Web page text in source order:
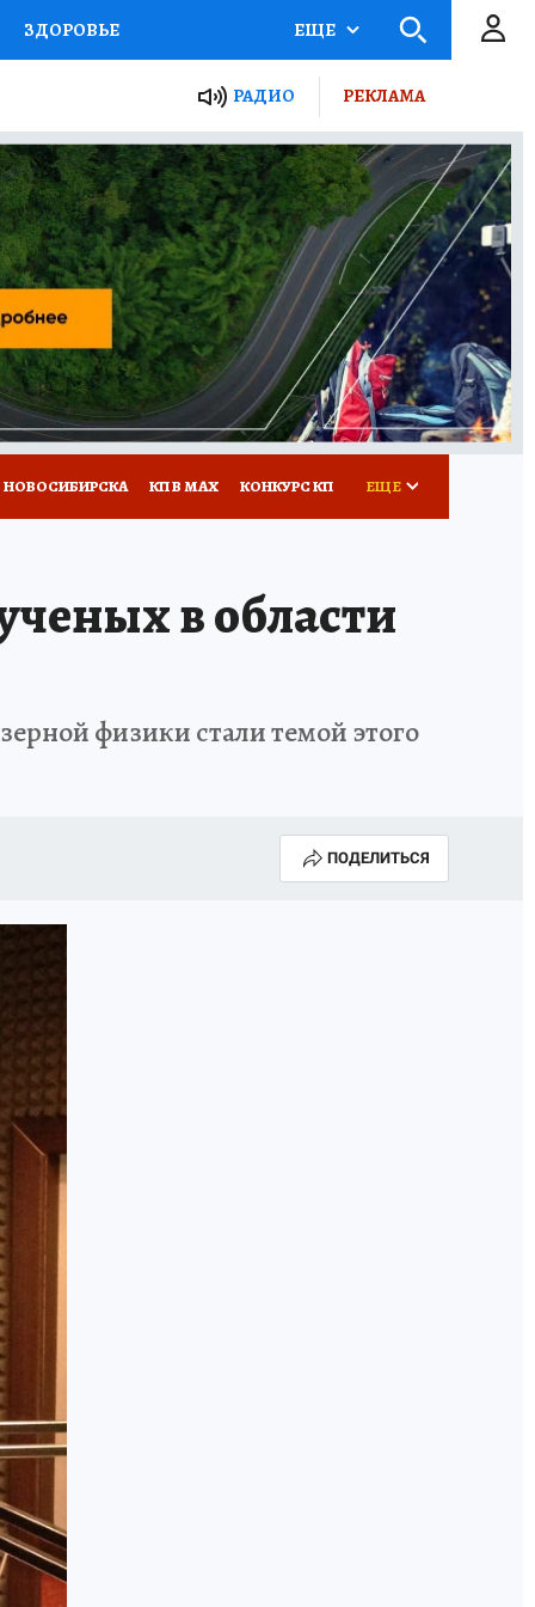
ЗДОРОВЬЕ
Я ЗНАЮ СЕМЬЯ
СЕРИАЛЫ
ВСЕ О КП РАДИО КП
ЕЩЕ
РАДИО РЕКЛАМА
КП В МАХ КОНКУРС КП ЕЩЕ
в области
физики стали темой этого
ПОДЕЛИТЬСЯ